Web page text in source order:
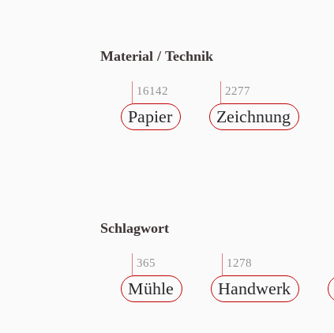
Material / Technik
16142
Papier
2277
Zeichnung
Schlagwort
365
Mühle
1278
Handwerk